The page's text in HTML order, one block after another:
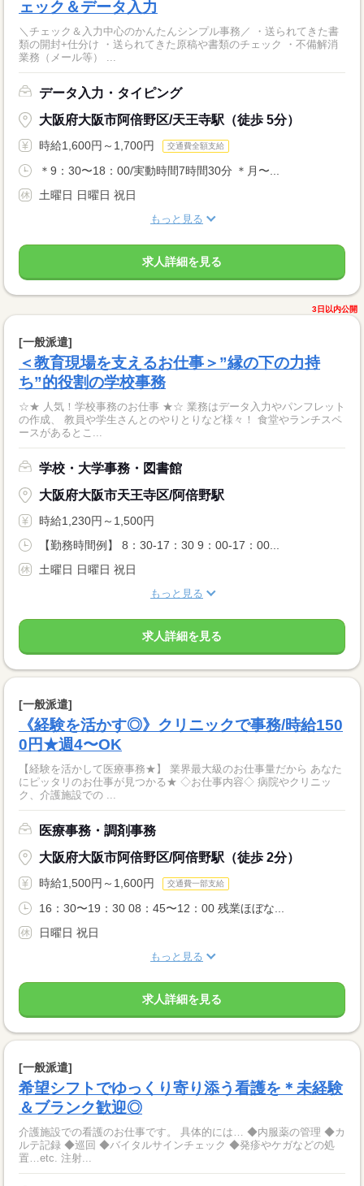
ェック＆データ入力
＼チェック＆入力中心のかんたんシンプル事務／ ・送られてきた書
類の開封+仕分け ・送られてきた原稿や書類のチェック ・不備解消
業務（メール等） ...
データ入力・タイピング
大阪府大阪市阿倍野区/天王寺駅（徒歩 5分）
時給1,600円～1,700円 交通費全額支給
＊9：30〜18：00/実動時間7時間30分 ＊月〜...
土曜日 日曜日 祝日
もっと見る
求人詳細を見る
3日以内公開
[一般派遣]
＜教育現場を支えるお仕事＞”縁の下の力持
ち”的役割の学校事務
☆★ 人気！学校事務のお仕事 ★☆ 業務はデータ入力やパンフレット
の作成、 教員や学生さんとのやりとりなど様々！ 食堂やランチスペ
ースがあるとこ...
学校・大学事務・図書館
大阪府大阪市天王寺区/阿倍野駅
時給1,230円～1,500円
【勤務時間例】 8：30-17：30 9：00-17：00...
土曜日 日曜日 祝日
もっと見る
求人詳細を見る
[一般派遣]
《経験を活かす◎》クリニックで事務/時給150
0円★週4〜OK
【経験を活かして医療事務★】 業界最大級のお仕事量だから あなた
にピッタリのお仕事が見つかる★ ◇お仕事内容◇ 病院やクリニッ
ク、介護施設での ...
医療事務・調剤事務
大阪府大阪市阿倍野区/阿倍野駅（徒歩 2分）
時給1,500円～1,600円 交通費一部支給
16：30〜19：30 08：45〜12：00 残業ほぼな...
日曜日 祝日
もっと見る
求人詳細を見る
[一般派遣]
希望シフトでゆっくり寄り添う看護を＊未経験
＆ブランク歓迎◎
介護施設での看護のお仕事です。 具体的には… ◆内服薬の管理 ◆カ
ルテ記録 ◆巡回 ◆バイタルサインチェック ◆発疹やケガなどの処
置…etc. 注射...